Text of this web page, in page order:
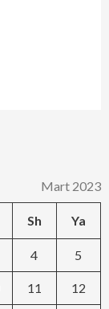
Mart 2023
Sh Ya
4 5
11 12